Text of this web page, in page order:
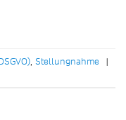
, Stellungnahme |